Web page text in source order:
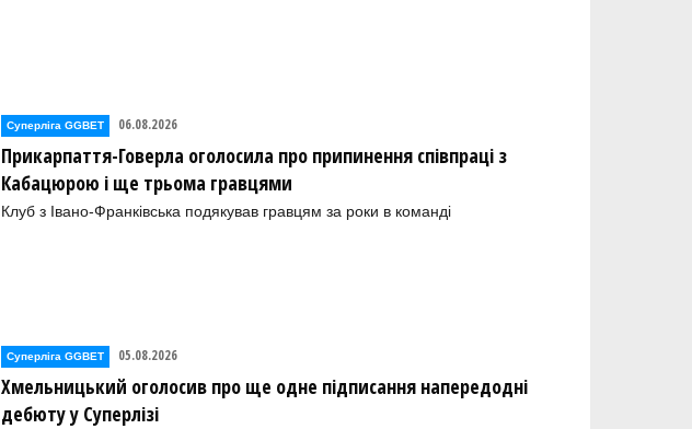
Суперліга GGBET 06.08.2026
Прикарпаття-Говерла оголосила про припинення співпраці з
Кабацюрою і ще трьома гравцями
Клуб з Івано-Франківська подякував гравцям за роки в команді
Суперліга GGBET 05.08.2026
Хмельницький оголосив про ще одне підписання напередодні
дебюту у Суперлізі